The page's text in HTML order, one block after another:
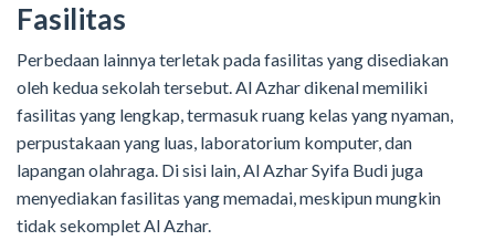
Fasilitas
Perbedaan lainnya terletak pada fasilitas yang disediakan
oleh kedua sekolah tersebut. Al Azhar dikenal memiliki
fasilitas yang lengkap, termasuk ruang kelas yang nyaman,
perpustakaan yang luas, laboratorium komputer, dan
lapangan olahraga. Di sisi lain, Al Azhar Syifa Budi juga
menyediakan fasilitas yang memadai, meskipun mungkin
tidak sekomplet Al Azhar.